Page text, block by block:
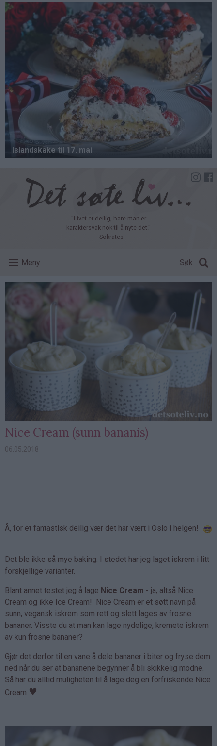
Hopp
hovedinnhold
"Livet er deilig, bare man er
karaktersvak nok til å nyte det."
– Sokrates
Meny Søk
Nice Cream (sunn bananis)
06.05.2018
Å, for et fantastisk deilig vær det har vært i Oslo i helgen!
Det ble ikke så mye baking. I stedet har jeg laget iskrem i litt
forskjellige varianter.
Blant annet testet jeg å lage Nice Cream - ja, altså Nice
Cream og ikke Ice Cream! Nice Cream er et søtt navn på
sunn, vegansk iskrem som rett og slett lages av frosne
bananer. Visste du at man kan lage nydelige, kremete iskrem
av kun frosne bananer?
Gjør det derfor til en vane å dele bananer i biter og fryse dem
ned når du ser at bananene begynner å bli skikkelig modne.
Så har du alltid muligheten til å lage deg en forfriskende Nice
Cream ♥